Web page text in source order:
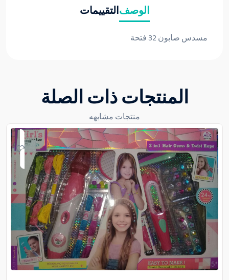
الوصفالتقييمات
مسدس صابون 32 فتحة
المنتجات ذات الصلة
منتجات مشابهه